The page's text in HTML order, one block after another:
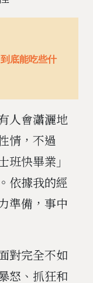
底能吃些什
人會瀟灑地
情，不過
班快畢業」
依據我的經
準備，事中
對完全不如
怒、抓狂和